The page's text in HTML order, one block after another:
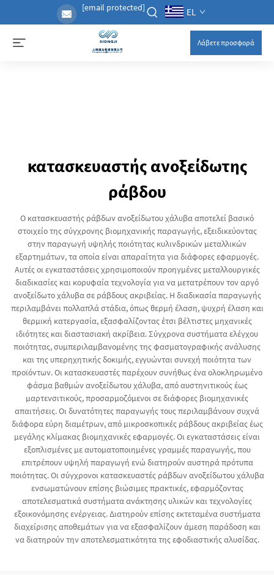
[email protected] EL
Λάβετε προσφορά
κατασκευαστής ανοξείδωτης
ράβδου
Ο κατασκευαστής ράβδων ανοξείδωτου χάλυβα αποτελεί βασικό
στοιχείο της σύγχρονης βιομηχανικής παραγωγής, εξειδικεύοντας
στην παραγωγή υψηλής ποιότητας κυλινδρικών μεταλλικών
εξαρτημάτων, τα οποία είναι απαραίτητα για διάφορες εφαρμογές.
Αυτές οι εγκαταστάσεις χρησιμοποιούν προηγμένες μεταλλουργικές
διαδικασίες και κορυφαία τεχνολογία για να μετατρέπουν τον αργό
ανοξείδωτο χάλυβα σε ράβδους ακριβείας. Η διαδικασία παραγωγής
περιλαμβάνει πολλαπλά στάδια, όπως θερμή έλαση, ψυχρή έλαση και
θερμική κατεργασία, εξασφαλίζοντας έτσι βέλτιστες μηχανικές
ιδιότητες και διαστασιακή ακρίβεια. Σύγχρονα συστήματα ελέγχου
ποιότητας, συμπεριλαμβανομένης της φασματογραφικής ανάλυσης
και της υπερηχητικής δοκιμής, εγγυώνται συνεχή ποιότητα των
προϊόντων. Οι κατασκευαστές παρέχουν συνήθως ένα ολοκληρωμένο
φάσμα βαθμών ανοξείδωτου χάλυβα, από αυστηνιτικούς έως
μαρτενσιτικούς, προσαρμοζόμενοι σε διάφορες βιομηχανικές
απαιτήσεις. Οι δυνατότητες παραγωγής τους περιλαμβάνουν συχνά
διάφορα εύρη διαμέτρων, από μικροσκοπικές ράβδους ακριβείας έως
μεγάλης κλίμακας βιομηχανικές εφαρμογές. Οι εγκαταστάσεις είναι
εξοπλισμένες με αυτοματοποιημένες γραμμές παραγωγής, που
επιτρέπουν υψηλή παραγωγή ενώ διατηρούν αυστηρά πρότυπα
ποιότητας. Οι σύγχρονοι κατασκευαστές ράβδων ανοξείδωτου χάλυβα
ενσωματώνουν επίσης βιώσιμες πρακτικές, εφαρμόζοντας
αποτελεσματικά συστήματα ανάκτησης υλικών και τεχνολογίες
εξοικονόμησης ενέργειας. Διατηρούν επίσης εκτεταμένα συστήματα
διαχείρισης αποθεμάτων για να εξασφαλίζουν άμεση παράδοση και
να διατηρούν την αποτελεσματικότητα της εφοδιαστικής αλυσίδας.